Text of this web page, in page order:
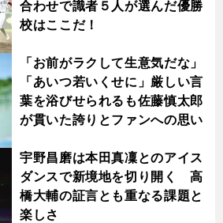
合わせで識者５人が選んだ優勝
校はここだ！
「お前がラクして生意気だな」
「あいつ若いくせに」厳しい言
葉を浴びせられるも佐藤慎太郎
が貫いた誇りとファンへの思い
宇野昌磨は本田真凜とのアイス
ダンスで新境地を切り開く 高
橋大輔の証言とも重なる課題と
楽しさ